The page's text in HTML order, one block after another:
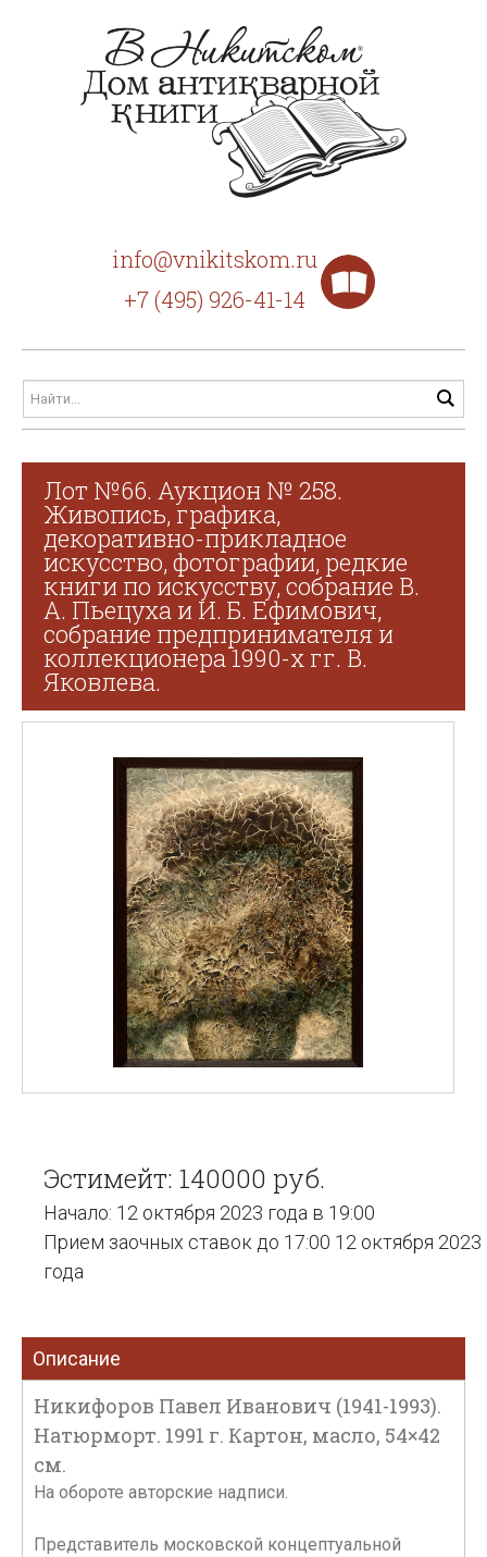
info@vnikitskom.ru
+7 (495) 926-41-14
Лот №66. Аукцион № 258.
Живопись, графика,
декоративно-прикладное
искусство, фотографии, редкие
книги по искусству, собрание В.
А. Пьецуха и И. Б. Ефимович,
собрание предпринимателя и
коллекционера 1990-х гг. В.
Яковлева.
Эстимейт: 140000 руб.
Начало: 12 октября 2023 года в 19:00
Прием заочных ставок до 17:00 12 октября 2023
года
Описание
Никифоров Павел Иванович (1941-1993).
Натюрморт. 1991 г. Картон, масло, 54×42
см.
На обороте авторские надписи.
Представитель московской концептуальной